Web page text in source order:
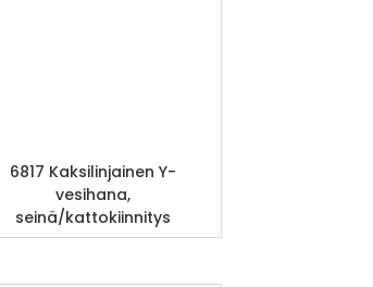
6817 Kaksilinjainen Y-
vesihana,
seinä/kattokiinnitys